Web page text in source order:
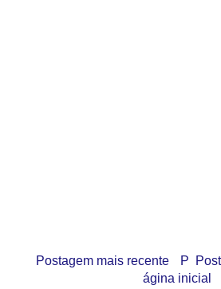
Postagem mais recente
P
ágina inicial